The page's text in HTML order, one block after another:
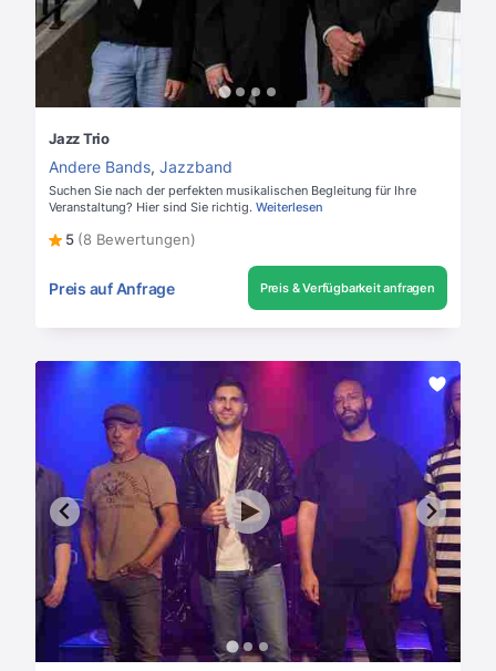
Jazz Trio
Andere Bands, Jazzband
Suchen Sie nach der perfekten musikalischen Begleitung für Ihre
Veranstaltung? Hier sind Sie richtig. Weiterlesen
5 (8 Bewertungen)
Preis auf Anfrage Preis & Verfügbarkeit anfragen